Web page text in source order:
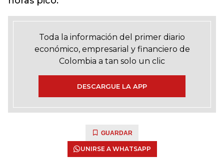
Toda la información del primer diario
económico, empresarial y financiero de
Colombia a tan solo un clic
DESCARGUE LA APP
GUARDAR
UNIRSE A WHATSAPP